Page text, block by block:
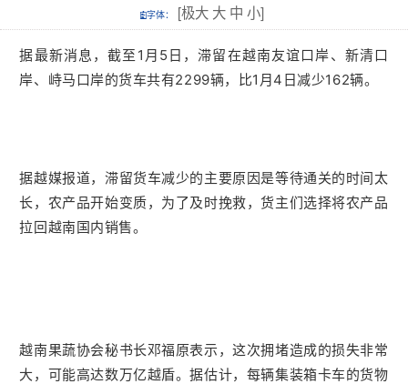
字体：
[极大 大 中 小]
据最新消息，截至1月5日，滞留在越南友谊口岸、新清口
岸、峙马口岸的货车共有2299辆，比1月4日减少162辆。
据越媒报道，滞留货车减少的主要原因是等待通关的时间太
长， 农产品开始变质， 为了及时挽救，货主们选择将农产品
拉回越南国内销售。
越南果蔬协会秘书长邓福原表示，这次拥堵造成的损失非常
大，可能高达数万亿越盾。据估计，每辆集装箱卡车的货物